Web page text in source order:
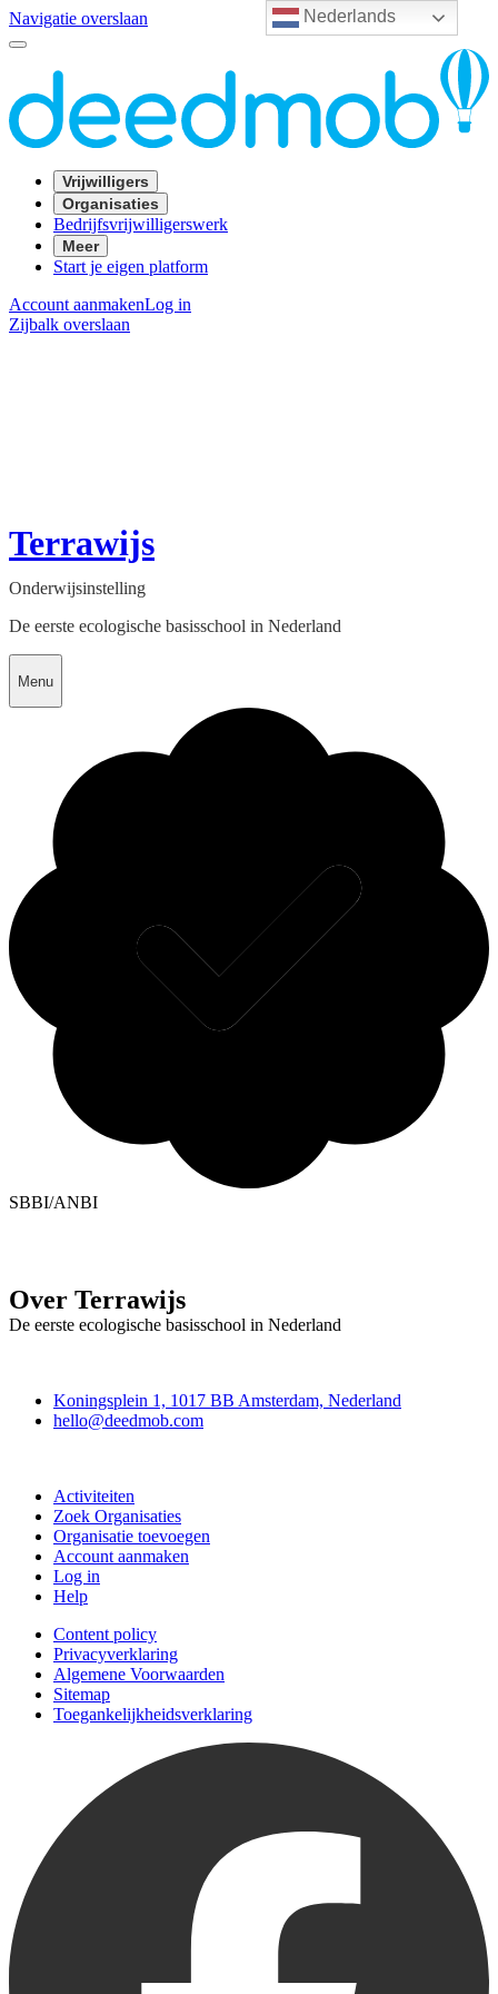
Nederlands
Navigatie overslaan
Vrijwilligers
Organisaties
Bedrijfsvrijwilligerswerk
Meer
Start je eigen platform
Account aanmakenLog in
Zijbalk overslaan
Terrawijs
Onderwijsinstelling
De eerste ecologische basisschool in Nederland
Menu
SBBI/ANBI
Over Terrawijs
De eerste ecologische basisschool in Nederland
Koningsplein 1, 1017 BB Amsterdam, Nederland
hello@deedmob.com
Activiteiten
Zoek Organisaties
Organisatie toevoegen
Account aanmaken
Log in
Help
Content policy
Privacyverklaring
Algemene Voorwaarden
Sitemap
Toegankelijkheidsverklaring